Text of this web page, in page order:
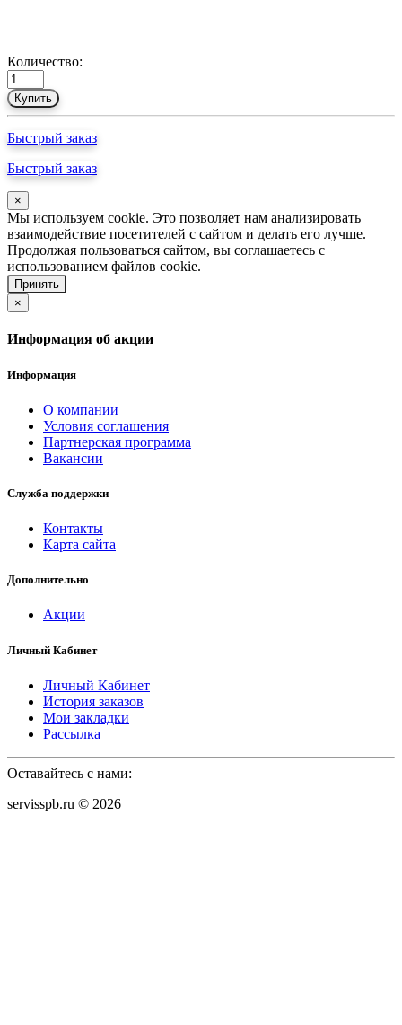
Количество:
Купить
Быстрый заказ
Быстрый заказ
×
Мы используем cookie. Это позволяет нам анализировать
взаимодействие посетителей с сайтом и делать его лучше.
Продолжая пользоваться сайтом, вы соглашаетесь с
использованием файлов cookie.
Принять
×
Информация об акции
Информация
О компании
Условия соглашения
Партнерская программа
Вакансии
Служба поддержки
Контакты
Карта сайта
Дополнительно
Акции
Личный Кабинет
Личный Кабинет
История заказов
Мои закладки
Рассылка
Оставайтесь с нами:
servisspb.ru © 2026